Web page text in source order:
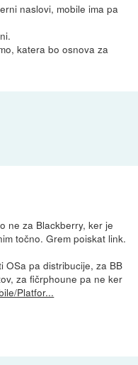
naslovi, mobile ima pa
katera bo osnova za
ne za Blackberry, ker je
točno. Grem poiskat link.
OSa pa distribucije, za BB
za fičrphoune pa ne ker
Platfor...